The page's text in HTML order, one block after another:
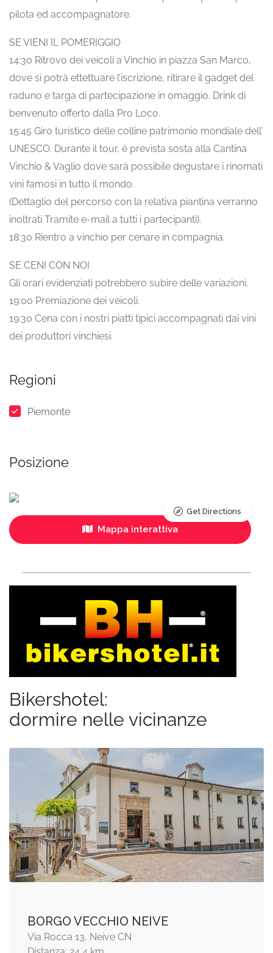
pilota ed accompagnatore.
SE VIENI IL POMERIGGIO
14:30 Ritrovo dei veicoli a Vinchio in piazza San Marco,
dove si potrà ettettuare l’iscrizione, ritirare il gadget del
raduno e targa di partecipazione in omaggio. Drink di
benvenuto offerto dalla Pro Loco.
15:45 Giro turistico delle colline patrimonio mondiale dell’
UNESCO. Durante il tour, è prevista sosta alla Cantina
Vinchio & Vaglio dove sarà possibile degustare i rinomati
vini famosi in tutto il mondo.
(Dettaglio del percorso con la relativa piantina verranno
inoltrati Tramite e-mail a tutti i partecipanti).
18:30 Rientro a vinchio per cenare in compagnia.
SE CENI CON NOI
Gli orari evidenziati potrebbero subire delle variazioni.
19:00 Premiazione dei veicoli.
19:30 Cena con i nostri piatti tipici accompagnati dai vini
dei produttori vinchiesi.
Regioni
Piemonte
Posizione
Mappa interattiva
Get Directions
Bikershotel:
dormire nelle vicinanze
BORGO VECCHIO NEIVE
Via Rocca 13, Neive CN